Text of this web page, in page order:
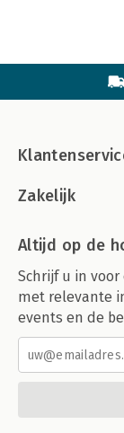
Zakelijk
Altijd op de
Schrijf u in
met relevante
events en de